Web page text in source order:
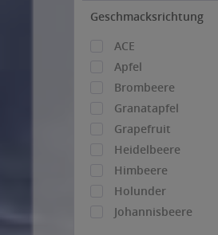
Geschmacksrichtung
ACE
Apfel
Brombeere
Granatapfel
Grapefruit
Heidelbeere
Himbeere
Holunder
Johannisbeere